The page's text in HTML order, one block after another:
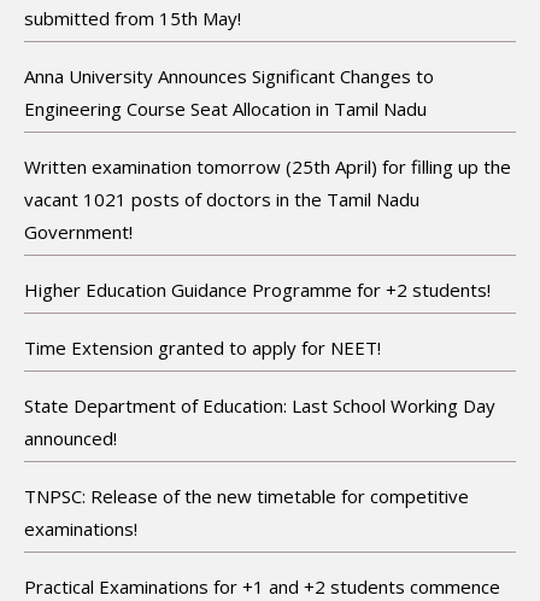
submitted from 15th May!
Anna University Announces Significant Changes to
Engineering Course Seat Allocation in Tamil Nadu
Written examination tomorrow (25th April) for filling up the
vacant 1021 posts of doctors in the Tamil Nadu
Government!
Higher Education Guidance Programme for +2 students!
Time Extension granted to apply for NEET!
State Department of Education: Last School Working Day
announced!
TNPSC: Release of the new timetable for competitive
examinations!
Practical Examinations for +1 and +2 students commence